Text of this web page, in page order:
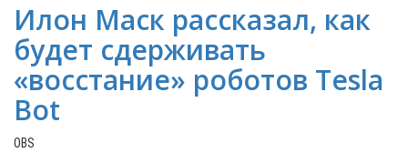
Илон Маск рассказал, как
будет сдерживать
«восстание» роботов Tesla
Bot
OBS